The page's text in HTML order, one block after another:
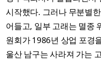
시작했다. 그러나 무분별
어들고, 일부 고래는 멸종
원회가 1986년 상업 포경
울산 남구는 사라져 가는